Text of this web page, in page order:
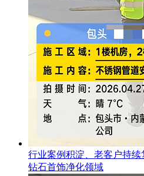
行业案例积淀、老客户持
钻石首饰净化领域